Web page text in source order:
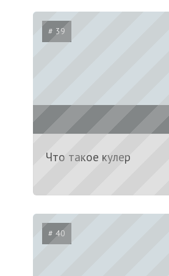
# 39
Что такое кулер
# 40